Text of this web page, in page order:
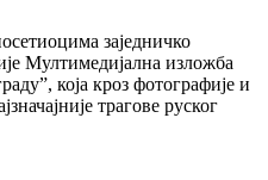
заједничко
Мултимедијална изложба
која кроз фотографије и
трагове руског